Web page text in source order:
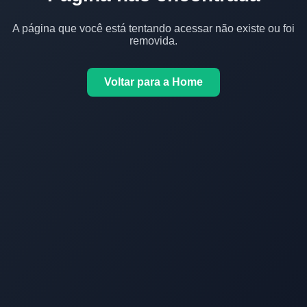
A página que você está tentando acessar não existe ou foi
removida.
Voltar para a Home